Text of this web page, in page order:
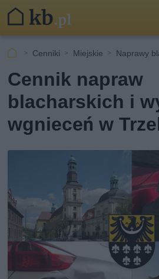
Cenniki Miejskie Naprawy
Cennik napraw
blacharskich i
wgnieceń w